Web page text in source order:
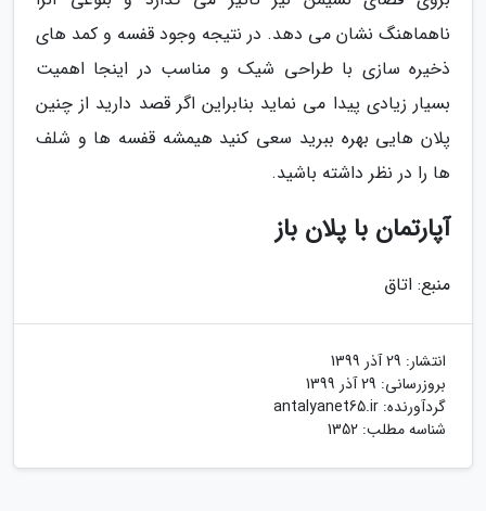
ناهماهنگ نشان می دهد. در نتیجه وجود قفسه و کمد های
ذخیره سازی با طراحی شیک و مناسب در اینجا اهمیت
بسیار زیادی پیدا می نماید بنابراین اگر قصد دارید از چنین
پلان هایی بهره ببرید سعی کنید هیمشه قفسه ها و شلف
ها را در نظر داشته باشید.
آپارتمان با پلان باز
منبع: اتاق
انتشار: 29 آذر 1399
بروزرسانی: 29 آذر 1399
گردآورنده: antalyanet65.ir
شناسه مطلب: 1352